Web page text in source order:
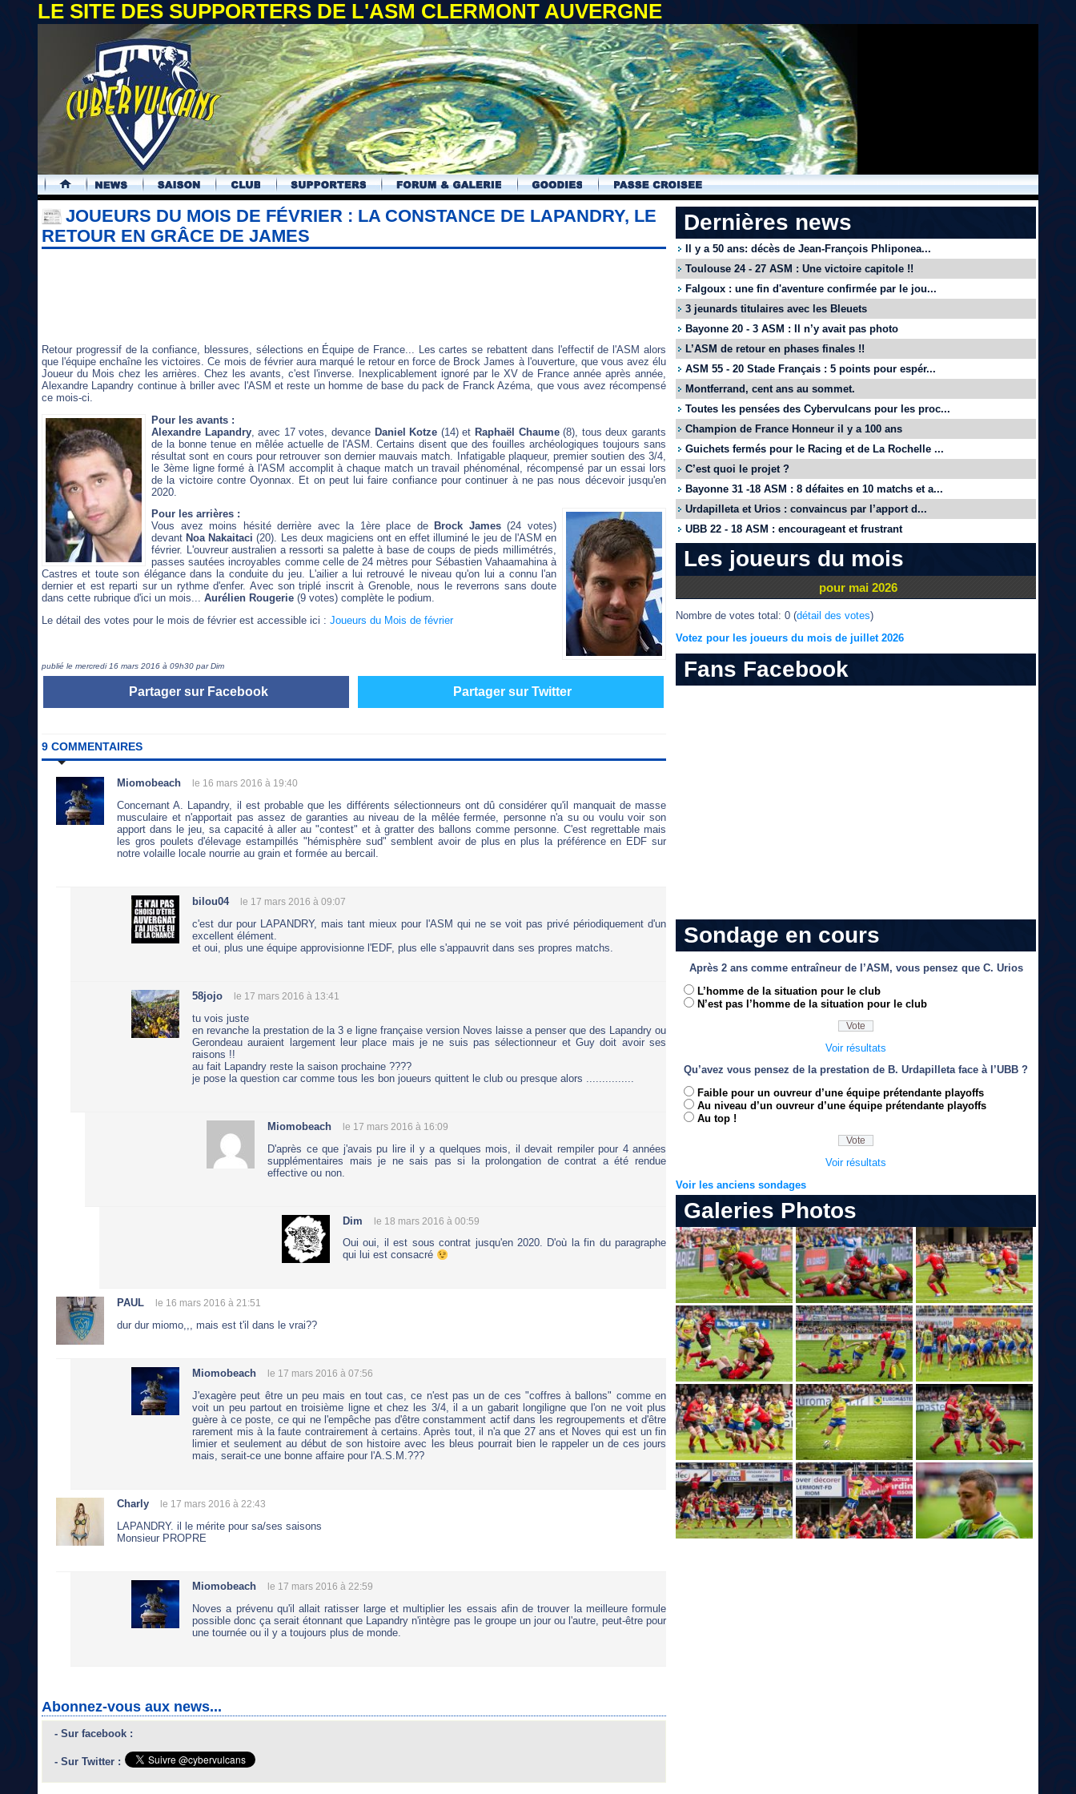
LE SITE DES SUPPORTERS DE L'ASM CLERMONT AUVERGNE
.
JOUEURS DU MOIS DE FÉVRIER : LA CONSTANCE DE LAPANDRY, LE
RETOUR EN GRÂCE DE JAMES
Retour progressif de la confiance, blessures, sélections en Équipe de France... Les cartes se rebattent dans l'effectif de l'ASM alors
que l'équipe enchaîne les victoires. Ce mois de février aura marqué le retour en force de Brock James à l'ouverture, que vous avez élu
Joueur du Mois chez les arrières. Chez les avants, c'est l'inverse. Inexplicablement ignoré par le XV de France année après année,
Alexandre Lapandry continue à briller avec l'ASM et reste un homme de base du pack de Franck Azéma, que vous avez récompensé
ce mois-ci.
Pour les avants :
Alexandre Lapandry, avec 17 votes, devance Daniel Kotze (14) etRaphaël Chaume(8), tous deux garants
de la bonne tenue en mêlée actuelle de l'ASM. Certains disent que des fouilles archéologiques toujours sans
résultat sont en cours pour retrouver son dernier mauvais match. Infatigable plaqueur, premier soutien des 3/4,
le 3ème ligne formé à l'ASM accomplit à chaque match un travail phénoménal, récompensé par un essai lors
de la victoire contre Oyonnax. Et on peut lui faire confiance pour continuer à ne pas nous décevoir jusqu'en
2020.
Pour les arrières :
Vous avez moins hésité derrière avec la 1ère place deBrock James(24 votes)
devant Noa Nakaitaci (20). Les deux magiciens ont en effet illuminé le jeu de l'ASM en
février. L'ouvreur australien a ressorti sa palette à base de coups de pieds millimétrés,
passes sautées incroyables comme celle de 24 mètres pour Sébastien Vahaamahina à
Castres et toute son élégance dans la conduite du jeu. L'ailier a lui retrouvé le niveau qu'on lui a connu l'an
dernier et est reparti sur un rythme d'enfer. Avec son triplé inscrit à Grenoble, nous le reverrons sans doute
dans cette rubrique d'ici un mois... Aurélien Rougerie (9 votes) complète le podium.
Le détail des votes pour le mois de février est accessible ici : Joueurs du Mois de février
publié le mercredi 16 mars 2016 à 09h30 par Dim
Partager sur Facebook Partager sur Twitter
9 COMMENTAIRES
Miomobeach le 16 mars 2016 à 19:40
Concernant A. Lapandry, il est probable que les différents sélectionneurs ont dû considérer qu'il manquait de masse
musculaire et n'apportait pas assez de garanties au niveau de la mêlée fermée, personne n'a su ou voulu voir son
apport dans le jeu, sa capacité à aller au "contest" et à gratter des ballons comme personne. C'est regrettable mais
les gros poulets d'élevage estampillés "hémisphère sud" semblent avoir de plus en plus la préférence en EDF sur
notre volaille locale nourrie au grain et formée au bercail.
bilou04 le 17 mars 2016 à 09:07
c'est dur pour LAPANDRY, mais tant mieux pour l'ASM qui ne se voit pas privé périodiquement d'un
excellent élément.
et oui, plus une équipe approvisionne l'EDF, plus elle s'appauvrit dans ses propres matchs.
58jojo le 17 mars 2016 à 13:41
tu vois juste
en revanche la prestation de la 3 e ligne française version Noves laisse a penser que des Lapandry ou
Gerondeau auraient largement leur place mais je ne suis pas sélectionneur et Guy doit avoir ses
raisons !!
au fait Lapandry reste la saison prochaine ????
je pose la question car comme tous les bon joueurs quittent le club ou presque alors ...............
Miomobeach le 17 mars 2016 à 16:09
D'après ce que j'avais pu lire il y a quelques mois, il devait rempiler pour 4 années
supplémentaires mais je ne sais pas si la prolongation de contrat a été rendue
effective ou non.
Dim le 18 mars 2016 à 00:59
Oui oui, il est sous contrat jusqu'en 2020. D'où la fin du paragraphe
qui lui est consacré
PAUL le 16 mars 2016 à 21:51
dur dur miomo,,, mais est t'il dans le vrai??
Miomobeach le 17 mars 2016 à 07:56
J'exagère peut être un peu mais en tout cas, ce n'est pas un de ces "coffres à ballons" comme en
voit un peu partout en troisième ligne et chez les 3/4, il a un gabarit longiligne que l'on ne voit plus
guère à ce poste, ce qui ne l'empêche pas d'être constamment actif dans les regroupements et d'être
rarement mis à la faute contrairement à certains. Après tout, il n'a que 27 ans et Noves qui est un fin
limier et seulement au début de son histoire avec les bleus pourrait bien le rappeler un de ces jours
mais, serait-ce une bonne affaire pour l'A.S.M.???
Charly le 17 mars 2016 à 22:43
LAPANDRY. il le mérite pour sa/ses saisons
Monsieur PROPRE
Miomobeach le 17 mars 2016 à 22:59
Noves a prévenu qu'il allait ratisser large et multiplier les essais afin de trouver la meilleure formule
possible donc ça serait étonnant que Lapandry n'intègre pas le groupe un jour ou l'autre, peut-être pour
une tournée ou il y a toujours plus de monde.
Abonnez-vous aux news...
- Sur facebook :
- Sur Twitter :
Dernières news
Il y a 50 ans: décès de Jean-François Phliponea...
Toulouse 24 - 27 ASM : Une victoire capitole !!
Falgoux : une fin d'aventure confirmée par le jou...
3 jeunards titulaires avec les Bleuets
Bayonne 20 - 3 ASM : Il n’y avait pas photo
L’ASM de retour en phases finales !!
ASM 55 - 20 Stade Français : 5 points pour espér...
Montferrand, cent ans au sommet.
Toutes les pensées des Cybervulcans pour les proc...
Champion de France Honneur il y a 100 ans
Guichets fermés pour le Racing et de La Rochelle ...
C’est quoi le projet ?
Bayonne 31 -18 ASM : 8 défaites en 10 matchs et a...
Urdapilleta et Urios : convaincus par l’apport d...
UBB 22 - 18 ASM : encourageant et frustrant
Les joueurs du mois
pour mai 2026
Nombre de votes total: 0 (détail des votes)
Votez pour les joueurs du mois de juillet 2026
Fans Facebook
Sondage en cours
Après 2 ans comme entraîneur de l’ASM, vous pensez que C. Urios
L’homme de la situation pour le club
N’est pas l’homme de la situation pour le club
Voir résultats
Qu’avez vous pensez de la prestation de B. Urdapilleta face à l’UBB ?
Faible pour un ouvreur d’une équipe prétendante playoffs
Au niveau d’un ouvreur d’une équipe prétendante playoffs
Au top !
Voir résultats
Voir les anciens sondages
Galeries Photos